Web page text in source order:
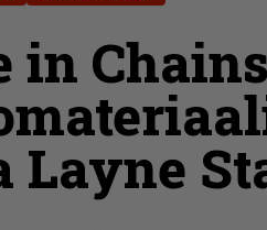
in
Layne